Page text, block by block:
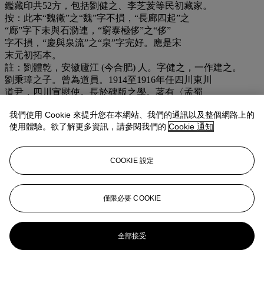
鑑藏印共52方，包括劉健之、李芝荄等民初藏家。
按：此本“魏徵”之“魏”字不損，“長廊四起”之
“廊”字下未與石泐連，“窮泰極侈”之“侈”
字不損，“慶與泉流”之“泉”字完好。應是宋
末元初拓本。
註：劉體乾，安徽廬江 (今合肥) 人。字健之，一作建之。
劉秉璋之子。曾為道員。1914至1916年任四川東川
道尹，四川宣慰使。長於碑版之學。著有〈孟蜀
— 節錄自《中國近現代人物名號大辭典》，
浙江古藉出版社，1993年，第193頁。
拍品專文
US$12,900-15,500
更多來自中國古代書畫
查看全部
我們使用 Cookie 來提升您在本網站、我們的通訊以及整個網路上的
使用體驗。欲了解更多資訊，請參閱我們的 Cookie 通知
COOKIE 設定
僅限必要 COOKIE
全部接受